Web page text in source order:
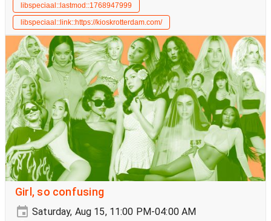
libspeciaal::lastmod::1768947999
libspeciaal::link::https://kioskrotterdam.com/
Girl, so confusing
Saturday, Aug 15, 11:00 PM-04:00 AM